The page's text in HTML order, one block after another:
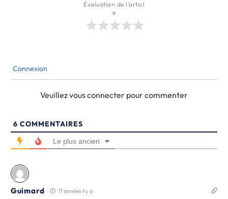
Évaluation de l'articl
e
Connexion
Veuillez vous connecter pour commenter
6 COMMENTAIRES
Le plus ancien
Guimard 11 années il y a